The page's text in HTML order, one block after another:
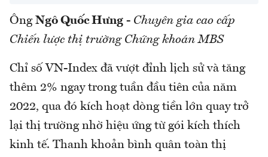
Ông Ngô Quốc Hưng - Chuyên gia cao cấp
Chiến lược thị trường Chứng khoán MBS
Chỉ số VN-Index đã vượt đỉnh lịch sử và tăng
thêm 2% ngay trong tuần đầu tiên của năm
2022, qua đó kích hoạt dòng tiền lớn quay trở
lại thị trường nhờ hiệu ứng từ gói kích thích
kinh tế. Thanh khoản bình quân toàn thị